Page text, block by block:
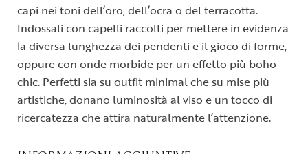
capi nei toni dell’oro, dell’ocra o del terracotta.
Indossali con capelli raccolti per mettere in evidenza
la diversa lunghezza dei pendenti e il gioco di forme,
oppure con onde morbide per un effetto più boho-
chic. Perfetti sia su outfit minimal che su mise più
artistiche, donano luminosità al viso e un tocco di
ricercatezza che attira naturalmente l’attenzione.